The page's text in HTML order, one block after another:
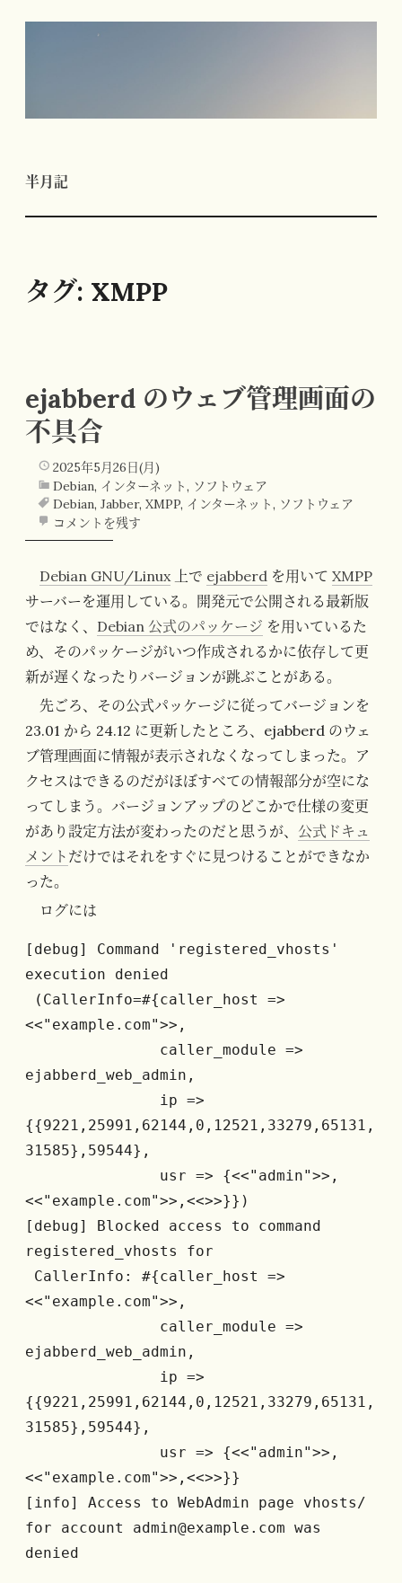
ス
半月記
タグ: XMPP
ejabberd のウェブ管理画面の
不具合
2025年5月26日(月)
Debian, インターネット, ソフトウェア
Debian, Jabber, XMPP, インターネット, ソフトウェア
コメントを残す
Debian GNU/Linux 上で ejabberd を用いて XMPP
サーバーを運用している。開発元で公開される最新版
ではなく、 Debian 公式のパッケージ を用いているた
め、そのパッケージがいつ作成されるかに依存して更
新が遅くなったりバージョンが跳ぶことがある。
先ごろ、その公式パッケージに従ってバージョンを
23.01 から 24.12 に更新したところ、ejabberd のウェ
ブ管理画面に情報が表示されなくなってしまった。ア
クセスはできるのだがほぼすべての情報部分が空にな
ってしまう。バージョンアップのどこかで仕様の変更
があり設定方法が変わったのだと思うが、 公式ドキュ
メント だけではそれをすぐに見つけることができなか
った。
ログには
[debug] Command 'registered_vhosts'
execution denied
<<"example.com">>,
ejabberd_web_admin,
{{9221,25991,62144,0,12521,33279,65131,
31585},59544},
<<"example.com">>,<<>>}})
[debug] Blocked access to command
registered_vhosts for
<<"example.com">>,
ejabberd_web_admin,
{{9221,25991,62144,0,12521,33279,65131,
31585},59544},
<<"example.com">>,<<>>}}
[info] Access to WebAdmin page vhosts/
for account admin@example.com was
denied